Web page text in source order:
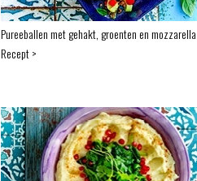
Pureeballen met gehakt, groenten en mozzarella
Recept >